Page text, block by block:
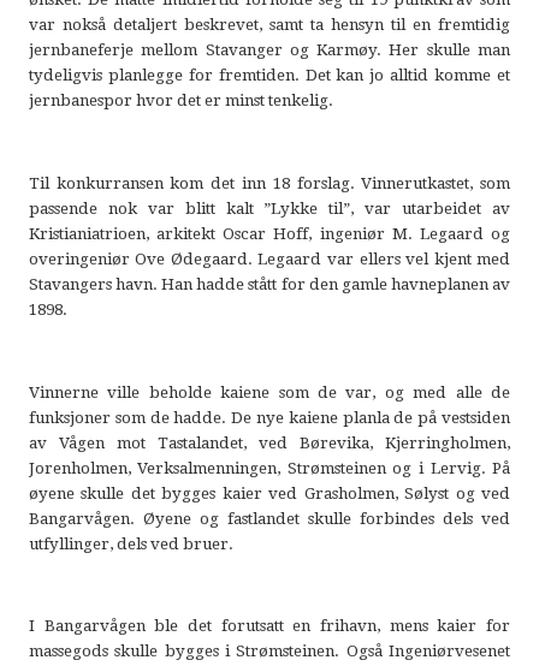
var nokså detaljert beskrevet, samt ta hensyn til en fremtidig
jernbaneferje mellom Stavanger og Karmøy. Her skulle man
tydeligvis planlegge for fremtiden. Det kan jo alltid komme et
jernbanespor hvor det er minst tenkelig.
Til konkurransen kom det inn 18 forslag. Vinnerutkastet, som
passende nok var blitt kalt ”Lykke til”, var utarbeidet av
Kristianiatrioen, arkitekt Oscar Hoff, ingeniør M. Legaard og
overingeniør Ove Ødegaard. Legaard var ellers vel kjent med
Stavangers havn. Han hadde stått for den gamle havneplanen av
1898.
Vinnerne ville beholde kaiene som de var, og med alle de
funksjoner som de hadde. De nye kaiene planla de på vestsiden
av Vågen mot Tastalandet, ved Børevika, Kjerringholmen,
Jorenholmen, Verksalmenningen, Strømsteinen og i Lervig. På
øyene skulle det bygges kaier ved Grasholmen, Sølyst og ved
Bangarvågen. Øyene og fastlandet skulle forbindes dels ved
utfyllinger, dels ved bruer.
I Bangarvågen ble det forutsatt en frihavn, mens kaier for
massegods skulle bygges i Strømsteinen. Også Ingeniørvesenet